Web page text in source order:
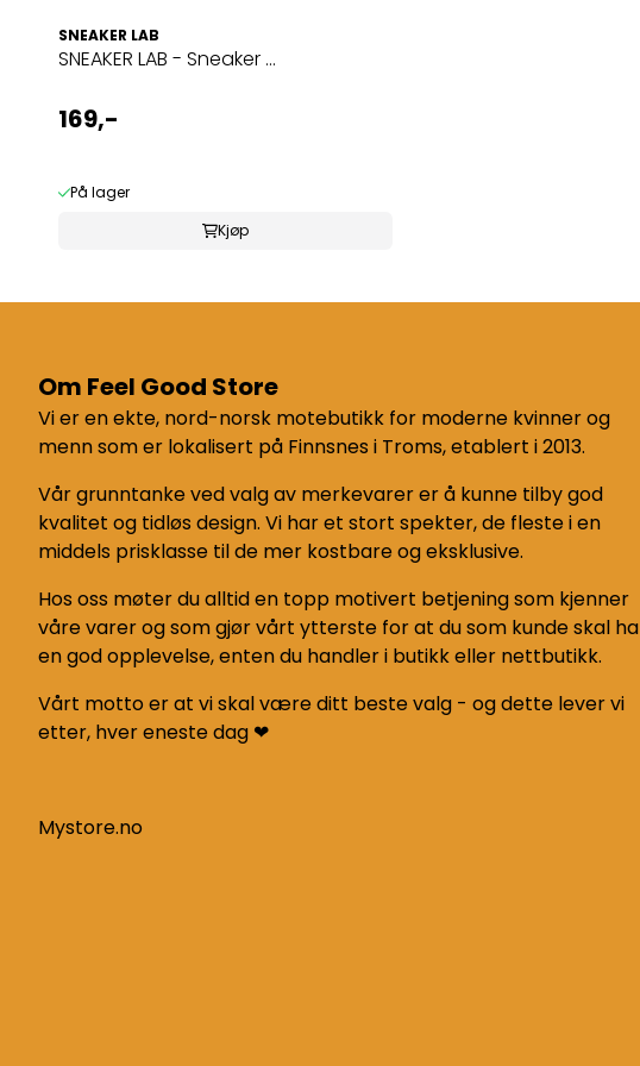
SNEAKER LAB
SNEAKER LAB - Sneaker ...
169,-
På lager
Kjøp
Om Feel Good Store
Vi er en ekte, nord-norsk motebutikk for moderne kvinner og
menn som er lokalisert på Finnsnes i Troms, etablert i 2013.
Vår grunntanke ved valg av merkevarer er å kunne tilby god
kvalitet og tidløs design. Vi har et stort spekter, de fleste i en
middels prisklasse til de mer kostbare og eksklusive.
Hos oss møter du alltid en topp motivert betjening som kjenner
våre varer og som gjør vårt ytterste for at du som kunde skal ha
en god opplevelse, enten du handler i butikk eller nettbutikk.
Vårt motto er at vi skal være ditt beste valg - og dette lever vi
etter, hver eneste dag ❤
Mystore.no